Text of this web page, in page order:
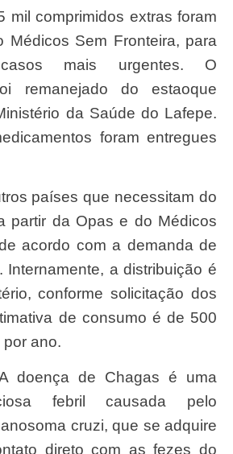
Médicos Sem Fronteira, para
mais urgentes. O
remanejado do estaoque
da Saúde do Lafepe.
foram entregues
partir da Opas e do Médicos
acordo com a demanda de
Internamente, a distribuição é
conforme solicitação dos
de consumo é de 500
por ano.
febril causada pelo
cruzi, que se adquire
direto com as fezes do